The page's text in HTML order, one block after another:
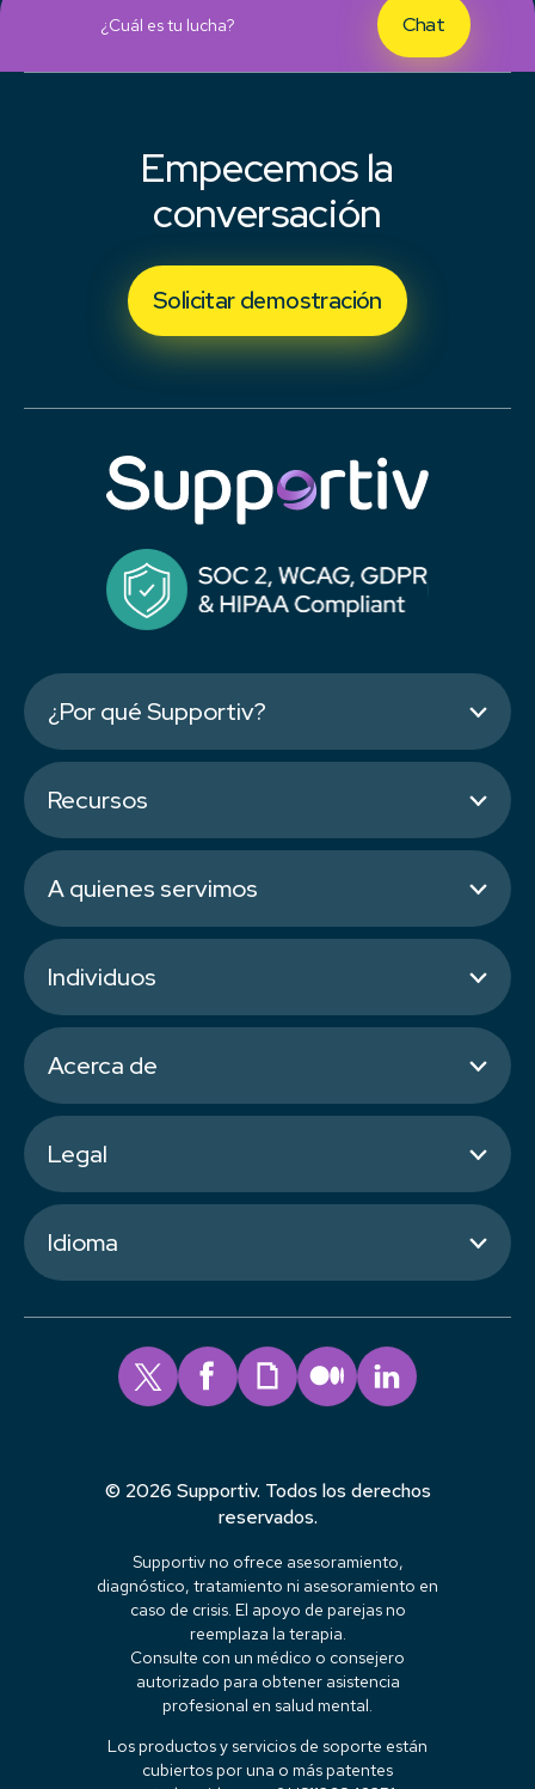
¿Cuál es tu lucha? Chat
Empecemos la
conversación
Solicitar demostración
¿Por qué Supportiv?
Recursos
A quienes servimos
Individuos
Acerca de
Legal
Idioma
© 2026 Supportiv. Todos los derechos
reservados.
Supportiv no ofrece asesoramiento,
diagnóstico, tratamiento ni asesoramiento en
caso de crisis. El apoyo de parejas no
reemplaza la terapia.
Consulte con un médico o consejero
autorizado para obtener asistencia
profesional en salud mental.
Los productos y servicios de soporte están
cubiertos por una o más patentes